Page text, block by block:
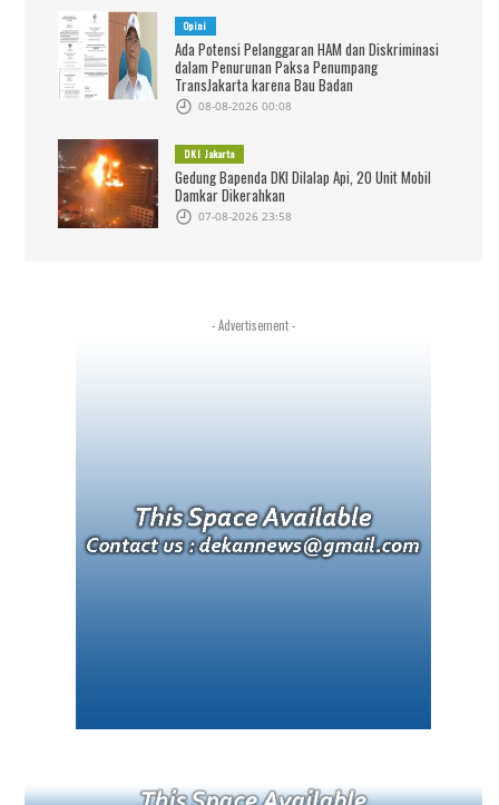
Opini
Ada Potensi Pelanggaran HAM dan Diskriminasi
dalam Penurunan Paksa Penumpang
TransJakarta karena Bau Badan
08-08-2026 00:08
DKI Jakarta
Gedung Bapenda DKI Dilalap Api, 20 Unit Mobil
Damkar Dikerahkan
07-08-2026 23:58
- Advertisement -